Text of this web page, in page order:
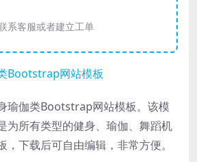
系客服或者建立工单
瑜伽类Bootstrap网站模板。该模
为所有类型的健身、瑜伽、舞蹈机
下载后可自由编辑，非常方便。